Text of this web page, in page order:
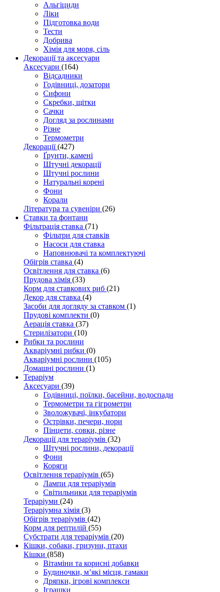
Альгіциди
Ліки
Підготовка води
Тести
Добрива
Хімія для моря, сіль
Декорації та аксесуари
Аксесуари (164)
Відсадники
Годівниці, дозатори
Сифони
Скребки, щітки
Сачки
Догляд за рослинами
Різне
Термометри
Декорації(427)
Ґрунти, камені
Штучні декорації
Штучні рослини
Натуральні корені
Фони
Корали
Література та сувеніри (26)
Ставки та фонтани
Фільтрація ставка (71)
Фільтри для ставків
Насоси для ставка
Наповнювачі та комплектуючі
Обігрів ставка (4)
Освітлення для ставка (6)
Прудова хімія (33)
Корм для ставкових риб (21)
Декор для ставка (4)
Засоби для догляду за ставком (1)
Прудові комплекти (0)
Аерація ставка (37)
Стерилізатори (10)
Рибки та рослини
Акваріумні рибки (0)
Акваріумні рослини (105)
Домашні рослини (1)
Тераріум
Аксесуари (39)
Годівниці, поїлки, басейни, водоспади
Термометри та гігрометри
Зволожувачі, інкубатори
Острівки, печери, нори
Пінцети, совки, різне
Декорації для тераріумів (32)
Штучні рослини, декорації
Фони
Коряги
Освітлення тераріумів (65)
Лампи для тераріумів
Світильники для тераріумів
Тераріуми (24)
Тераріумна хімія (3)
Обігрів тераріумів (42)
Корм для рептилій (55)
Субстрати для тераріумів (20)
Кішки, собаки, гризуни, птахи
Кішки (858)
Вітаміни та корисні добавки
Будиночки, м’які місця, гамаки
Дряпки, ігрові комплекси
Іграшки